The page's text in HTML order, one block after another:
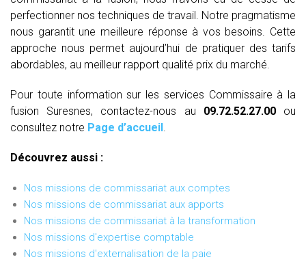
perfectionner nos techniques de travail. Notre pragmatisme
nous garantit une meilleure réponse à vos besoins. Cette
approche nous permet aujourd’hui de pratiquer des tarifs
abordables, au meilleur rapport qualité prix du marché.
Pour toute information sur les services Commissaire à la
fusion Suresnes, contactez-nous au 09.72.52.27.00ou
consultez notre Page d’accueil
Découvrez aussi :
Nos missions de commissariat aux comptes
Nos missions de commissariat aux apports
Nos missions de commissariat à la transformation
Nos missions d'expertise comptable
Nos missions d'externalisation de la paie